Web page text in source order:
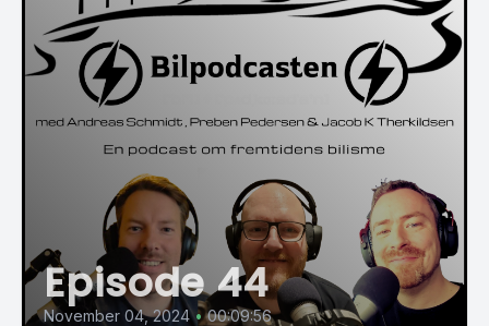
Episode 44
November 04, 2024 • 00:09:56